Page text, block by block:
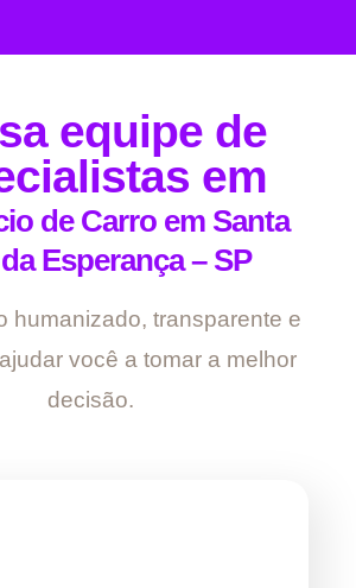
equipe de
em
de Carro em Santa
Esperança – SP
humanizado, transparente e
você a tomar a melhor
decisão.